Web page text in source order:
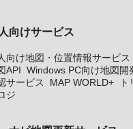
向けサービス
向け地図・位置情報サービス
API Windows PC向け地図開
サービス
MAP WORLD+
ジ